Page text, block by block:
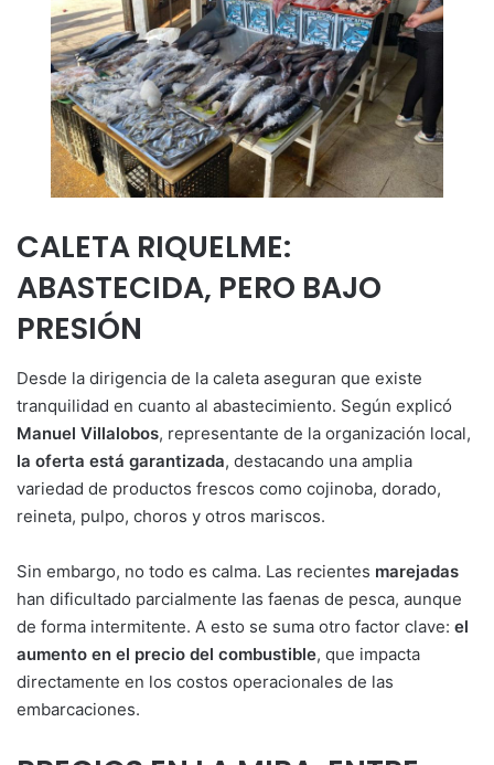
CALETA RIQUELME:
ABASTECIDA, PERO BAJO
PRESIÓN
Desde la dirigencia de la caleta aseguran que existe
tranquilidad en cuanto al abastecimiento. Según explicó
Manuel Villalobos, representante de la organización local,
la oferta está garantizada, destacando una amplia
variedad de productos frescos como cojinoba, dorado,
reineta, pulpo, choros y otros mariscos.
Sin embargo, no todo es calma. Las recientes marejadas
han dificultado parcialmente las faenas de pesca, aunque
de forma intermitente. A esto se suma otro factor clave: el
aumento en el precio del combustible, que impacta
directamente en los costos operacionales de las
embarcaciones.